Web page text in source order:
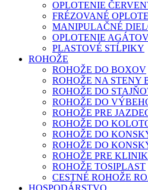
OPLOTENIE
FRÉZOVANÉ
MANIPULAČNÉ
OPLOTENIE
PLASTOVÉ STĹPIKY
ROHOŽE
ROHOŽE DO BOXOV
ROHOŽE NA STENY
ROHOŽE DO
ROHOŽE DO
ROHOŽE PRE
ROHOŽE DO
ROHOŽE DO
ROHOŽE DO
ROHOŽE PRE
ROHOŽE TOSIPLAST
CESTNÉ ROHOŽE
HOSPODÁRSTVO